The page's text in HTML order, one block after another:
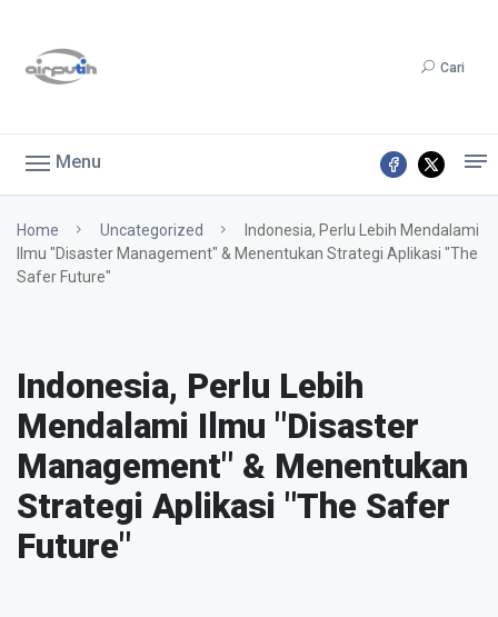
Cari
Menu
Home Uncategorized
Indonesia, Perlu Lebih Mendalami
Ilmu "Disaster Management" & Menentukan Strategi Aplikasi "The
Safer Future"
Indonesia, Perlu Lebih
Mendalami Ilmu "Disaster
Management" & Menentukan
Strategi Aplikasi "The Safer
Future"